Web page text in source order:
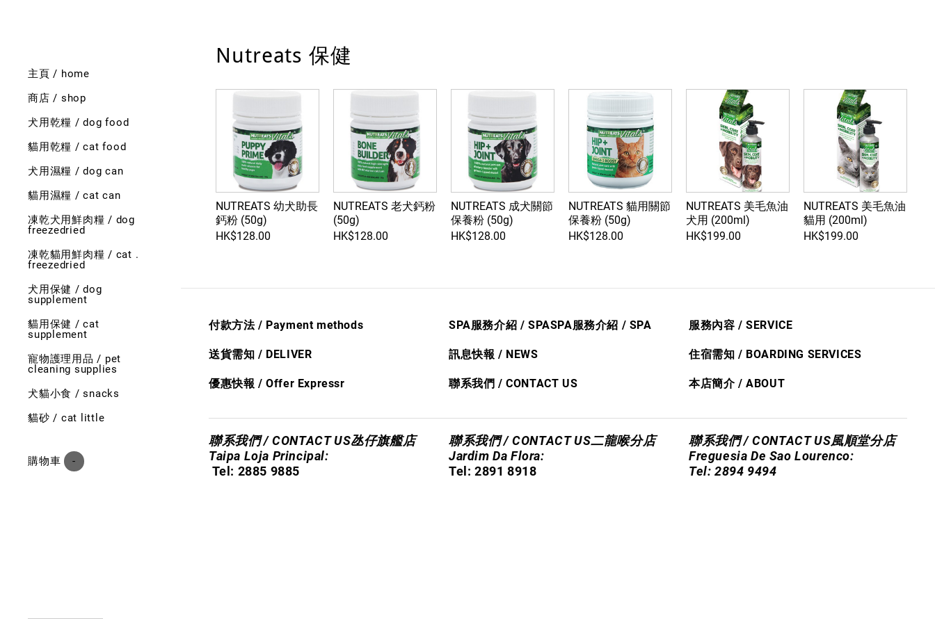
主頁 / home
商店 / shop
犬用乾糧 / dog food
貓用乾糧 / cat food
犬用濕糧 / dog can
貓用濕糧 / cat can
凍乾犬用鮮肉糧 / dog
freezedried
凍乾貓用鮮肉糧 / cat .
freezedried
犬用保健 / dog
supplement
貓用保健 / cat
supplement
寵物護理用品 / pet
cleaning supplies
犬貓小食 / snacks
貓砂 / cat little
購物車 ( - )
Nutreats 保健
NUTREATS 幼犬助長
鈣粉 (50g)
HK$128.00
NUTREATS 老犬鈣粉
(50g)
HK$128.00
NUTREATS 成犬關節
保養粉 (50g)
HK$128.00
NUTREATS 貓用關節
保養粉 (50g)
HK$128.00
NUTREATS 美毛魚油
犬用 (200ml)
HK$199.00
NUTREATS 美毛魚油
貓用 (200ml)
HK$199.00
付款方法 / Payment methods SPA服務介紹 / SPASPA服務介紹 / SPA 服務內容 / SERVICE
送貨需​知 / DELIVER 訊息快​報 / NEWS 住宿需知 / BOARDING SERVICES
優惠快報 /Offer Expressr 聯系我們 / CONTACT US 本店簡介 / ABOUT
聯系我們 / CONTACT US氹仔旗艦店
​Taipa Loja Principal:
Tel: 2885 9885
聯系我們 / CONTACT US二龍喉分店
Jardim Da Flora:
​Tel: 2891 8918
聯系我們 / CONTACT US風順堂分店
Freguesia De Sao Lourenco:
Tel: 2894 9494